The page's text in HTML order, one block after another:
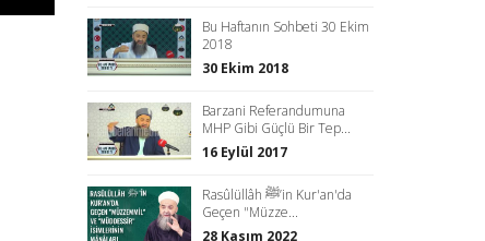
Bu Haftanın Sohbeti 30 Ekim
2018
30 Ekim 2018
Barzani Referandumuna
MHP Gibi Güçlü Bir Tep...
16 Eylül 2017
Rasûlüllâh ﷺ’in Kur'an'da
Geçen "Müzze...
28 Kasım 2022